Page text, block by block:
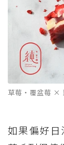
草莓・覆盆莓 ×
如果偏好